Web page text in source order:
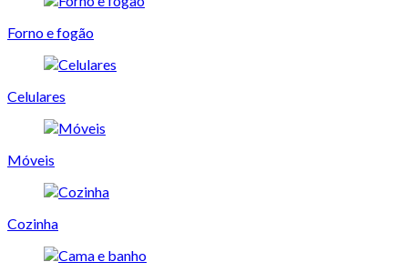
Forno e fogão
Celulares
Móveis
Cozinha